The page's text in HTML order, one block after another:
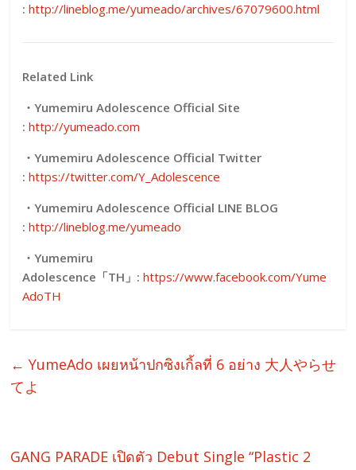
: http://lineblog.me/yumeado/archives/67079600.html
Related Link
・Yumemiru Adolescence Official Site
:http://yumeado.com
・Yumemiru Adolescence Official Twitter
:https://twitter.com/Y_Adolescence
・Yumemiru Adolescence Official LINE BLOG
: http://lineblog.me/yumeado
・Yumemiru
Adolescence「TH」:https://www.facebook.com/Yume
AdoTH
← YumeAdo เผยหน้าปกซิงเกิ้ลที่ 6 อย่าง 大人やらせ
てよ
GANG PARADE เปิดตัว Debut Single “Plastic 2